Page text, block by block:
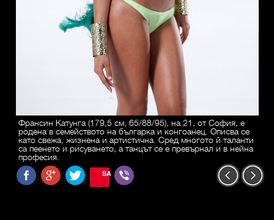
Франсин Катунга (179,5 см, 65/88/95), на 21, от София, е
родена в семейството на българка и конгоанец. Описва се
като свежа, жизнена и артистична. Сред многото й таланти
са пеенето и рисуването, а танцът се е превърнал и в нейна
професия.
SAVE